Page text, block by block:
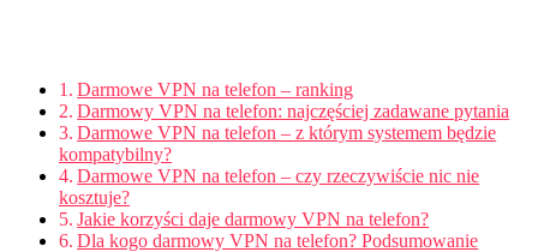
Darmowe VPN na telefon – ranking
Darmowy VPN na telefon: najczęściej zadawane pytania
Darmowe VPN na telefon – z którym systemem będzie
kompatybilny?
Darmowe VPN na telefon – czy rzeczywiście nic nie
kosztuje?
Jakie korzyści daje darmowy VPN na telefon?
Dla kogo darmowy VPN na telefon? Podsumowanie